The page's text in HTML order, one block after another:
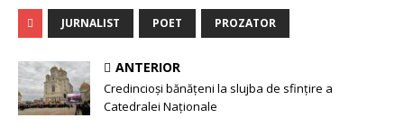
JURNALIST POET PROZATOR
ANTERIOR
Credincioși bănățeni la slujba de sfințire a
Catedralei Naționale